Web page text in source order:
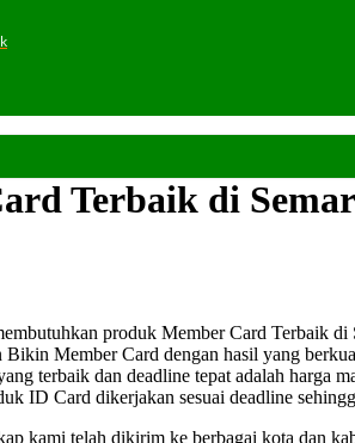
Terbaik di
produk Member Card Terbaik
Bikin Member Card dengan hasil yang
terbaik dan deadline tepat adalah
ID Card dikerjakan sesuai deadline
kami telah dikirim ke berbagai kota dan